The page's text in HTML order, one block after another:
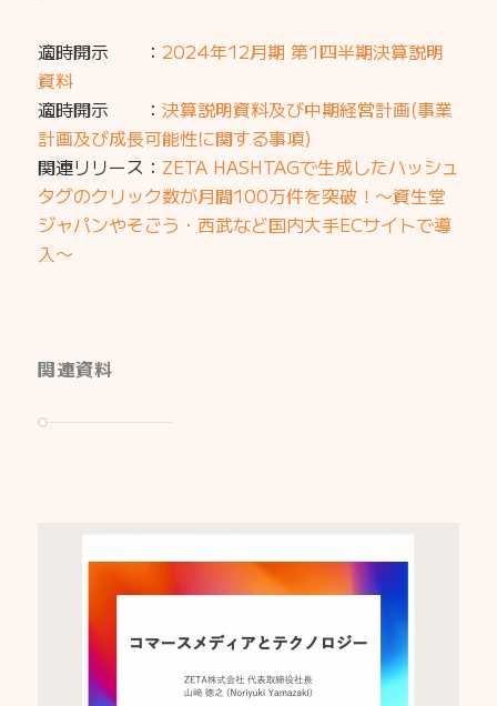
適時開示 ： 2024年12月期 第1四半期決算説明
資料
適時開示 ： 決算説明資料及び中期経営計画(事業
計画及び成長可能性に関する事項)
関連リリース： ZETA HASHTAGで生成したハッシュ
タグのクリック数が月間100万件を突破！〜資生堂
ジャパンやそごう・西武など国内大手ECサイトで導
入〜
関連資料